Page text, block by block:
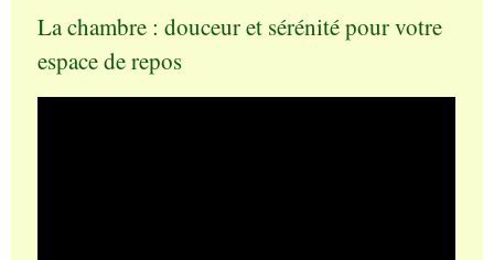
La chambre : douceur et sérénité pour votre
espace de repos